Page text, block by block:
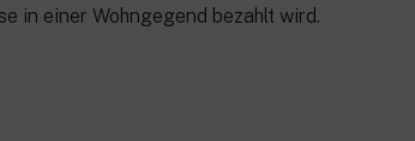
in einer Wohngegend bezahlt wird.